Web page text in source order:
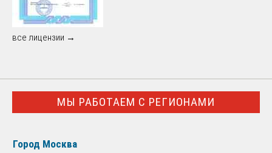
все лицензии →
МЫ РАБОТАЕМ С РЕГИОНАМИ
Город Москва